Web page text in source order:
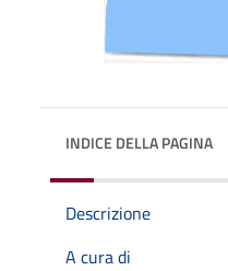
INDICE DELLA PAGINA
Descrizione
A cura di